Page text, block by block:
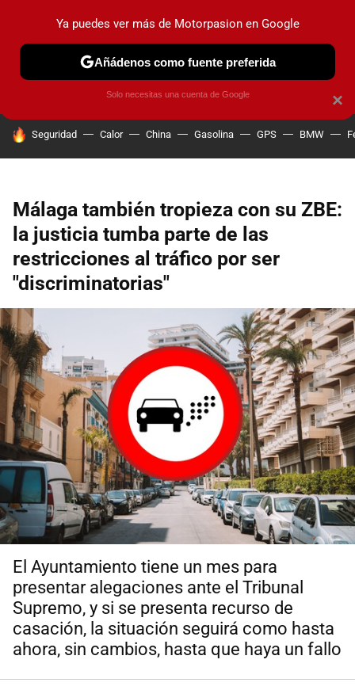
PRUEBAS COCHES ELÉCTRICOS OBSERVATORIO
HOY SE HABLA DE
Seguridad Calor China Gasolina GPS BMW
Málaga también tropieza con su ZBE:
la justicia tumba parte de las
restricciones al tráfico por ser
"discriminatorias"
El Ayuntamiento tiene un mes para
presentar alegaciones ante el Tribunal
Supremo, y si se presenta recurso de
casación, la situación seguirá como hasta
ahora, sin cambios, hasta que haya un fallo
×
Ya puedes ver más de Motorpasion en Google
Añádenos como fuente preferida
Solo necesitas una cuenta de Google